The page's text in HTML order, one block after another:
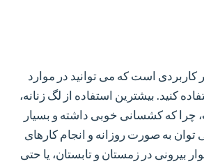
کاربردی است که می توانید در موارد
کنید. بیشترین استفاده از لگ زنانه،
که کشسانی خوبی داشته و بسیار
به صورت روزانه و انجام کارهای
بیرونی در زمستان و تابستان، یا حتی